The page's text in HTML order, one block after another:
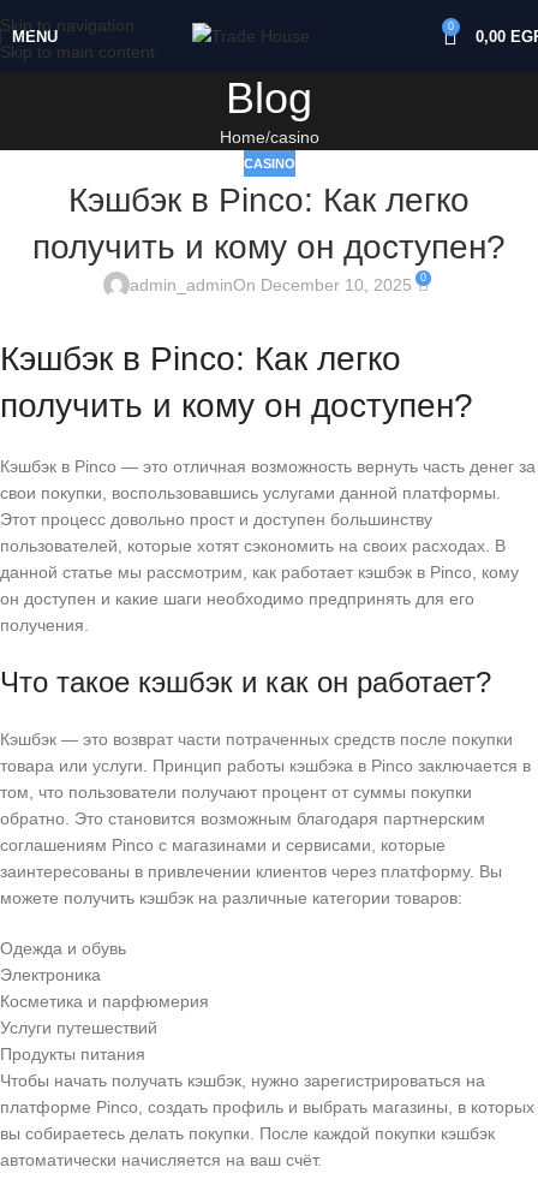
Skip to navigation
Skip to main content
MENU
0
0,00
Blog
Home casino
CASINO
Кэшбэк в Pinco: Как легко
получить и кому он доступен?
admin_adminOn December 10, 2025 0
Кэшбэк в Pinco: Как легко
получить и кому он доступен?
Кэшбэк в Pinco — это отличная возможность вернуть часть денег за
свои покупки, воспользовавшись услугами данной платформы.
Этот процесс довольно прост и доступен большинству
пользователей, которые хотят сэкономить на своих расходах. В
данной статье мы рассмотрим, как работает кэшбэк в Pinco, кому
он доступен и какие шаги необходимо предпринять для его
получения.
Что такое кэшбэк и как он работает?
Кэшбэк — это возврат части потраченных средств после покупки
товара или услуги. Принцип работы кэшбэка в Pinco заключается в
том, что пользователи получают процент от суммы покупки
обратно. Это становится возможным благодаря партнерским
соглашениям Pinco с магазинами и сервисами, которые
заинтересованы в привлечении клиентов через платформу. Вы
можете получить кэшбэк на различные категории товаров:
Одежда и обувь
Электроника
Косметика и парфюмерия
Услуги путешествий
Продукты питания
Чтобы начать получать кэшбэк, нужно зарегистрироваться на
платформе Pinco, создать профиль и выбрать магазины, в которых
вы собираетесь делать покупки. После каждой покупки кэшбэк
автоматически начисляется на ваш счёт.